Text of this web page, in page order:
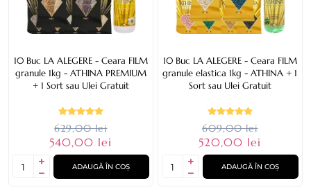
10 Buc LA ALEGERE - Ceara FILM
granule 1kg - ATHINA PREMIUM
+ 1 Sort sau Ulei Gratuit
629,00 lei
540,00 lei
ADAUGĂ ÎN COȘ
10 Buc LA ALEGERE - Ceara FILM
granule elastica 1kg - ATHINA + 1
Sort sau Ulei Gratuit
609,00 lei
520,00 lei
ADAUGĂ ÎN COȘ